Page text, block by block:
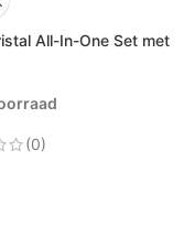
All-In-One Set met
(0)